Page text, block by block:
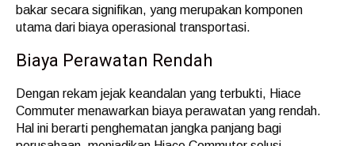
bakar secara signifikan, yang merupakan komponen
utama dari biaya operasional transportasi.
Biaya Perawatan Rendah
Dengan rekam jejak keandalan yang terbukti, Hiace
Commuter menawarkan biaya perawatan yang rendah.
Hal ini berarti penghematan jangka panjang bagi